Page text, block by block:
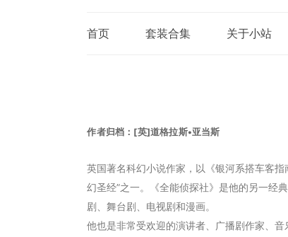
首页 套装合集 关于小站
作者归档： [英]道格拉斯•亚当斯
英国著名科幻小说作家，以《银河系搭车客
幻圣经”之一。《全能侦探社》是他的另一经
剧、舞台剧、电视剧和漫画。
他也是非常受欢迎的演讲者、广播剧作家、音